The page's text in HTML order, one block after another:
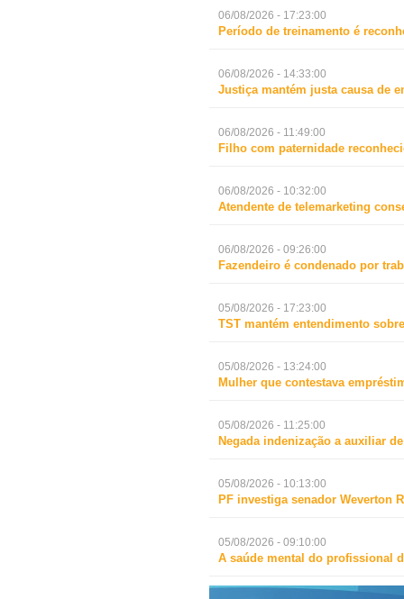
06/08/2026 - 17:23:00
Período de treinamento é
06/08/2026 - 14:33:00
Justiça mantém justa causa de
06/08/2026 - 11:49:00
Filho com paternidade
06/08/2026 - 10:32:00
Atendente de telemarketing
06/08/2026 - 09:26:00
Fazendeiro é condenado por
05/08/2026 - 17:23:00
TST mantém entendimento
05/08/2026 - 13:24:00
Mulher que contestava
05/08/2026 - 11:25:00
Negada indenização a auxiliar
05/08/2026 - 10:13:00
PF investiga senador Weverton
05/08/2026 - 09:10:00
A saúde mental do profissional